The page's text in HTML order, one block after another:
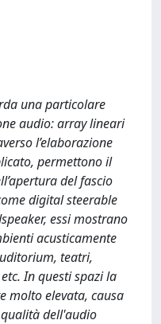
una particolare
audio: array lineari
l’elaborazione
permettono il
del fascio
digital steerable
essi mostrano
acusticamente
teatri,
In questi spazi la
molto elevata, causa
dell'audio